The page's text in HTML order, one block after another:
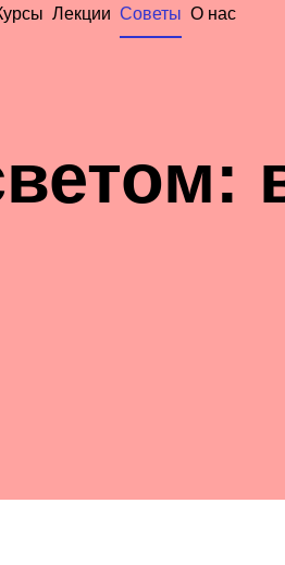
Лекции Советы О нас